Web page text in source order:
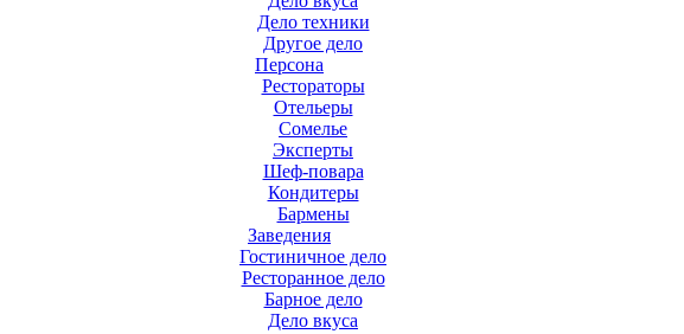
Дело техники
Другое дело
Персона
Рестораторы
Отельеры
Сомелье
Эксперты
Шеф-повара
Кондитеры
Бармены
Заведения
Гостиничное дело
Ресторанное дело
Барное дело
Дело вкуса